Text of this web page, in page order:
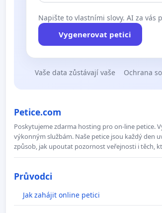
Napište to vlastními slovy. AI za vás
Vygenerovat petici
Vaše data zůstávají vaše Ochrana
Petice.com
Poskytujeme zdarma hosting pro on-line petice.
výkonným službám. Naše petice jsou každý den
způsob, jak upoutat pozornost veřejnosti i těch,
Průvodci
Jak zahájit online petici